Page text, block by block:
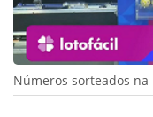
Números sorteados na